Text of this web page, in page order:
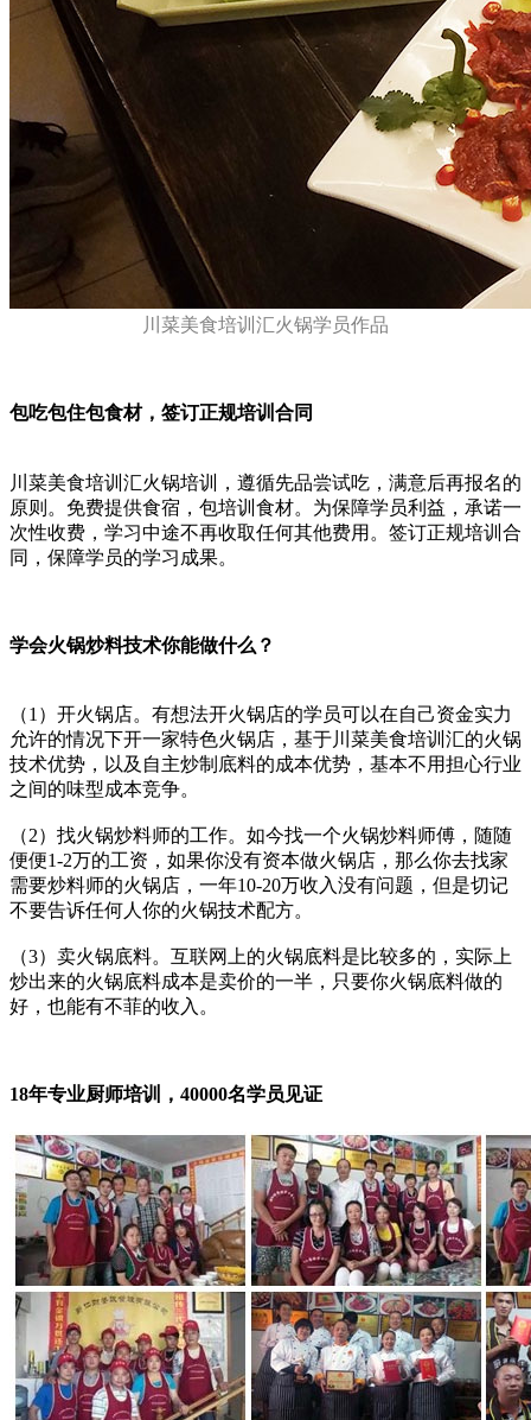
川菜美食培训汇火锅学员作品
包吃包住包食材，签订正规培训合同
川菜美食培训汇火锅培训，遵循先品尝试吃，满意后再报名的
原则。免费提供食宿，包培训食材。为保障学员利益，承诺一
次性收费，学习中途不再收取任何其他费用。签订正规培训合
同，保障学员的学习成果。
学会火锅炒料技术你能做什么？
（1）开火锅店。有想法开火锅店的学员可以在自己资金实力
允许的情况下开一家特色火锅店，基于川菜美食培训汇的火锅
技术优势，以及自主炒制底料的成本优势，基本不用担心行业
之间的味型成本竞争。
（2）找火锅炒料师的工作。如今找一个火锅炒料师傅，随随
便便1-2万的工资，如果你没有资本做火锅店，那么你去找家
需要炒料师的火锅店，一年10-20万收入没有问题，但是切记
不要告诉任何人你的火锅技术配方。
（3）卖火锅底料。互联网上的火锅底料是比较多的，实际上
炒出来的火锅底料成本是卖价的一半，只要你火锅底料做的
好，也能有不菲的收入。
18年专业厨师培训，40000名学员见证